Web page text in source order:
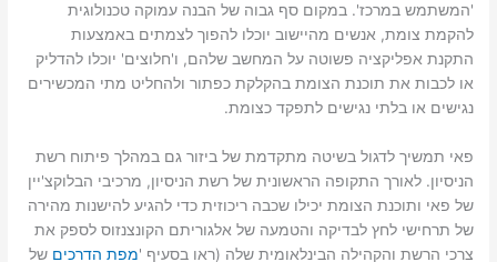
'המשתמש במרכז'. במקום סף גבוה של הבנה עמוקה טכנולוגית
להקמת צומת, אנשים מהיישוב יוכלו להפוך לצמתים באמצעות
התקנת אפליקציה פשוטה על המחשב שלהם, ו'חלוצים' יוכלו להדליק
או לכבות את תוכנת הצומת בהקלקת כפתור ולהחליט מתי המכשירים
נגישים או בלתי נגישים לתפקד כצומת.
פאי תמשיך לדגול בשיטה מתקדמת של ביזור גם במהלך פיתוח רשת
הניסיון. לאורך התקופה הראשונית של רשת הניסיון, מרכיבי הבלוקצ'יין
של פאי ותוכנת הצומת יכילו שכבה ריכוזית כדי להגיע להישנות מהירה
של תרחישי לחץ לבדיקה והטמעה של אלגוריתם הקונצנזוס לספק את
צרכי הרשת והקהילה הבינלאומית שלה (ראו בסעיף 'מפת הדרכים של